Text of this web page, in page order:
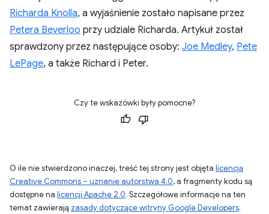
Richarda Knolla, a wyjaśnienie zostało napisane przez
Petera Beverloo przy udziale Richarda. Artykuł został
sprawdzony przez następujące osoby: Joe Medley, Pete
LePage, a także Richard i Peter.
Czy te wskazówki były pomocne?
O ile nie stwierdzono inaczej, treść tej strony jest objęta licencją
Creative Commons – uznanie autorstwa 4.0, a fragmenty kodu są
dostępne na licencji Apache 2.0. Szczegółowe informacje na ten
temat zawierają zasady dotyczące witryny Google Developers.